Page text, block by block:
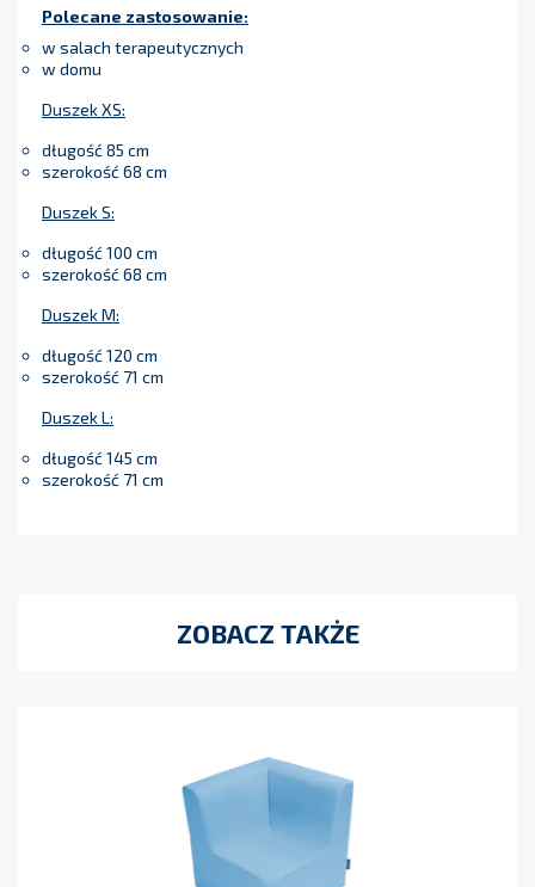
Polecane zastosowanie:
w salach terapeutycznych
w domu
Duszek XS:
długość 85 cm
szerokość 68 cm
Duszek S:
długość 100 cm
szerokość 68 cm
Duszek M:
długość 120 cm
szerokość 71 cm
Duszek L:
długość 145 cm
szerokość 71 cm
ZOBACZ TAKŻE